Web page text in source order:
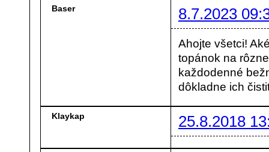
Baser 8.7.2023
Ahojte všetci!
topánok na
každodenné
dôkladne ich
Klaykap 25.8.2018